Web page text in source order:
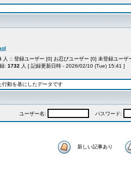
人 :: 登録ユーザー [0] お忍びユーザー [0] 未登録ユー
: 1732 人 [ 記録更新日時 - 2026/02/10 (Tue) 15:41 ]
行動を基にしたデータです
ユーザー名: パスワード:
新しい記事あり